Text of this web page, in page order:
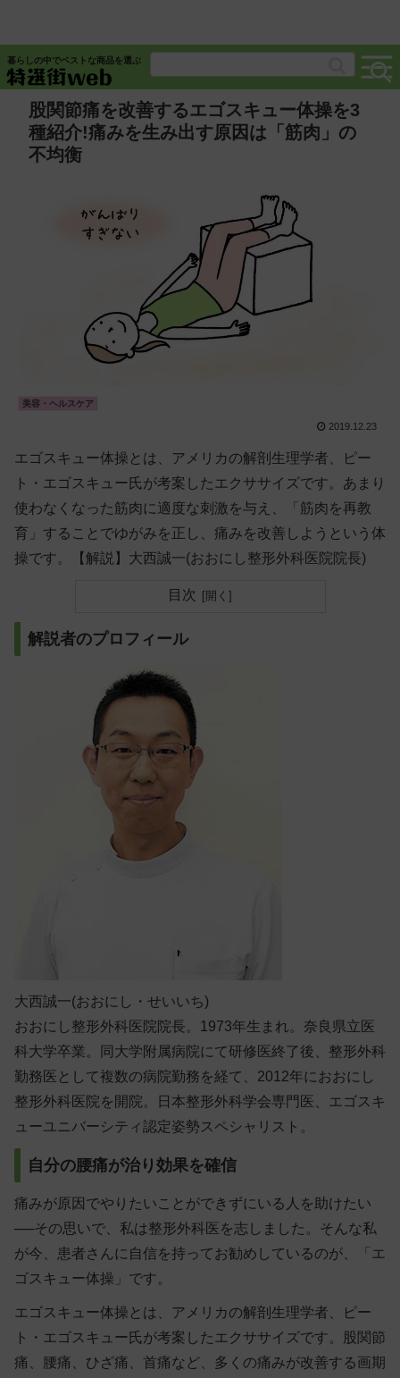
暮らしの中でベストな商品を選ぶ
股関節痛を改善するエゴスキュー体操を3
種紹介!痛みを生み出す原因は「筋肉」の
不均衡
美容・ヘルスケア
2019.12.23
エゴスキュー体操とは、アメリカの解剖生理学者、ピー
ト・エゴスキュー氏が考案したエクササイズです。あまり
使わなくなった筋肉に適度な刺激を与え、「筋肉を再教
育」することでゆがみを正し、痛みを改善しようという体
操です。【解説】大西誠一(おおにし整形外科医院院長)
目次
解説者のプロフィール
大西誠一(おおにし・せいいち)
おおにし整形外科医院院長。1973年生まれ。奈良県立医
科大学卒業。同大学附属病院にて研修医終了後、整形外科
勤務医として複数の病院勤務を経て、2012年におおにし
整形外科医院を開院。日本整形外科学会専門医、エゴスキ
ューユニバーシティ認定姿勢スペシャリスト。
自分の腰痛が治り効果を確信
痛みが原因でやりたいことができずにいる人を助けたい
──その思いで、私は整形外科医を志しました。そんな私
が今、患者さんに自信を持ってお勧めしているのが、「 エ
ゴスキュー体操 」です。
エゴスキュー体操とは、アメリカの解剖生理学者、ピー
ト・エゴスキュー氏が考案したエクササイズです。股関節
痛、腰痛、ひざ痛、首痛など、多くの痛みが改善する画期